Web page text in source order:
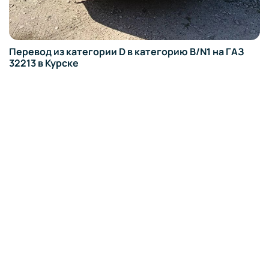
Перевод из категории D в категорию B/N1 на ГАЗ
32213 в Курске